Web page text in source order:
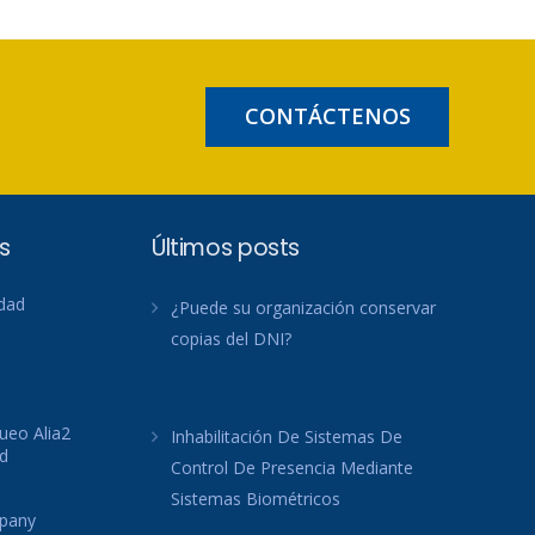
CONTÁCTENOS
Alia2
Últimos posts
¿Puede su organización conservar
copias del DNI?
Inhabilitación De Sistemas De
Control De Presencia Mediante
Sistemas Biométricos